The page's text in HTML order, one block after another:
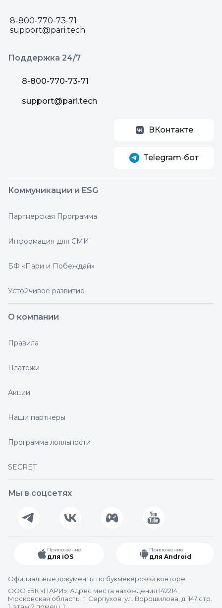
8-800-770-73-71
support@pari.tech
Поддержка 24/7
8-800-770-73-71
support@pari.tech
ВКонтакте
Telegram‑бот
Коммуникации и ESG
Партнерская Программа
Информация для СМИ
БФ «Пари и Побеждай»
Устойчивое развитие
О компании
Правила
Платежи
Акции
Наши партнеры
Программа лояльности
SECRET
Мы в соцсетях
Приложение
для iOS
Приложение
для Android
Официальные документы по букмекерской конторе
ООО «БК «ПАРИ». Адрес места нахождения 142214,
Московская область, г. Серпухов, ул. Ворошилова, д. 147 стр.